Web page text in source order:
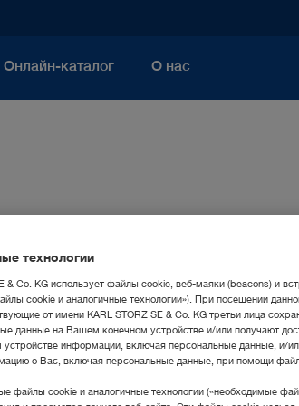
Онлайн-каталог О нас
страны
найти
технологии
& Co. KG использует файлы cookie, веб-маяки (beacons) и
cookie и аналогичные технологии»). При посещении
от имени KARL STORZ SE & Co. KG третьи лица
данные на Вашем конечном устройстве и/или получают
информации, включая персональные данные, и/
о Вас, включая персональные данные, при помощи
файлы cookie и аналогичные технологии («необходимые